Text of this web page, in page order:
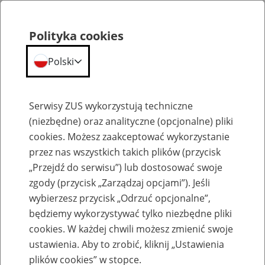
Emerytury
Baza zlikwidowanych lub
przekształconych zakładów pracy
Polityka cookies
Polski
Serwisy ZUS wykorzystują techniczne
(niezbędne) oraz analityczne (opcjonalne) pliki
cookies. Możesz zaakceptować wykorzystanie
przez nas wszystkich takich plików (przycisk
„Przejdź do serwisu”) lub dostosować swoje
zgody (przycisk „Zarządzaj opcjami”). Jeśli
wybierzesz przycisk „Odrzuć opcjonalne”,
będziemy wykorzystywać tylko niezbędne pliki
cookies. W każdej chwili możesz zmienić swoje
ustawienia. Aby to zrobić, kliknij „Ustawienia
plików cookies” w stopce.